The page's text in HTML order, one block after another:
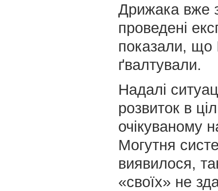
Дрижака вже
проведені
показали, що
ґвалтували.
Надалі
розвиток в
очікуваному
Могутня
виявилося,
«своїх» не